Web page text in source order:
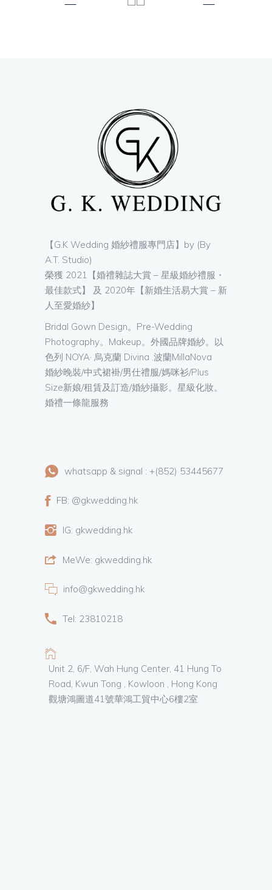
【G.K Wedding 婚紗禮服專門店】by (By
A.T. Studio)
榮獲 2021【婚禮雜誌大賞 – 星級婚紗禮服・
最佳款式】 及 2020年【新婚生活易大賞 – 新
人至愛婚紗】
Bridal Gown Design。Pre-Wedding
Photography。Makeup。外國品牌婚紗。以
色列 NOYA· 烏克蘭 Divina .波蘭MillaNova
婚紗晚裝/中式裙褂/男仕禮服/媽咪衫/Plus
Size新娘/租賃及訂造/婚紗攝影。星級化妝。
婚禮一條龍服務
whatsapp & signal : +(852) 53445677
FB: @gkwedding.hk
IG: gkwedding.hk
MeWe: gkwedding.hk
info@gkwedding.hk
Tel: 23810218
Unit 2, 6/F, Wah Hung Center, 41 Hung To
Road, Kwun Tong , Kowloon , Hong Kong
觀塘鴻圖道41號華鴻工貿中心6樓2室